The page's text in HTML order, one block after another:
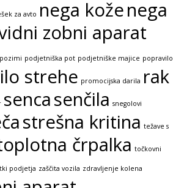
za avto nega koženega
zobni aparat
podjetniška pot podjetniške majice popravilo
strehe promocijska darila rak
sencasenčila snegolovi
strešna kritina težave s
črpalka točkovni
podjetja zaščita vozila zdravljenje kolena